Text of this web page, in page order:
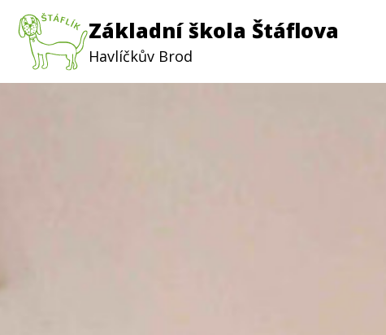
Základní škola Štáflova
Havlíčkův Brod